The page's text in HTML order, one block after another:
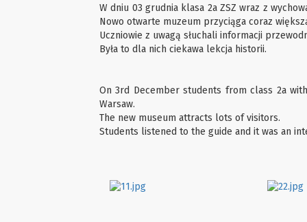
W dniu 03 grudnia klasa 2a ZSZ wraz z
Nowo otwarte muzeum przyciąga coraz
Uczniowie z uwagą słuchali informacji
Była to dla nich ciekawa lekcja historii.
On 3rd December students from class 2a
Warsaw.
The new museum attracts lots of visitors.
Students listened to the guide and it was an